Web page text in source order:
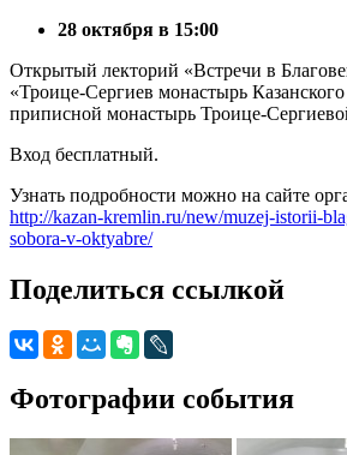
28 октября в 15:00
Открытый лекторий «Встречи в
«Троице-Сергиев монастырь
приписной монастырь Троице-
Вход бесплатный.
Узнать подробности можно на сайте
http://kazan-kremlin.ru/new/muzej-istorii-
sobora-v-oktyabre/
Поделиться ссылкой
Фотографии события